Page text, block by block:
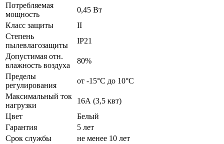
Потребляемая
мощность
0,45 Вт
Класс защиты
II
Степень
пылевлагозащиты
IP21
Допустимая отн.
влажность воздуха
80%
Пределы
регулирования
от -15°С до 10°С
Максимальный ток
нагрузки
16А (3,5 квт)
Цвет
Белый
Гарантия
5 лет
Срок службы
не менее 10 лет